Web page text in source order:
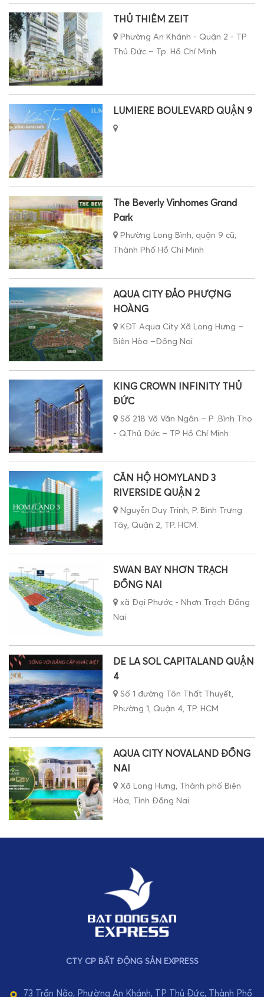
THỦ THIÊM ZEIT
Phường An Khánh - Quận 2 - TP
Thủ Đức – Tp. Hồ Chí Minh
LUMIERE BOULEVARD QUẬN 9
The Beverly Vinhomes Grand
Park
Phường Long Bình, quận 9 cũ,
Thành Phố Hồ Chí Minh
AQUA CITY ĐẢO PHƯỢNG
HOÀNG
KĐT Aqua City Xã Long Hưng –
Biên Hòa –Đồng Nai
KING CROWN INFINITY THỦ
ĐỨC
Số 218 Võ Văn Ngân – P .Bình Thọ
- Q.Thủ Đức – TP Hồ Chí Minh
CĂN HỘ HOMYLAND 3
RIVERSIDE QUẬN 2
Nguyễn Duy Trinh, P. Bình Trưng
Tây, Quận 2, TP. HCM.
SWAN BAY NHƠN TRẠCH
ĐỒNG NAI
xã Đại Phước - Nhơn Trạch Đồng
Nai
DE LA SOL CAPITALAND QUẬN
4
Số 1 đường Tôn Thất Thuyết,
Phường 1, Quận 4, TP. HCM
AQUA CITY NOVALAND ĐỒNG
NAI
Xã Long Hưng, Thành phố Biên
Hòa, Tỉnh Đồng Nai
CTY CP BẤT ĐỘNG SẢN EXPRESS
73 Trần Não, Phường An Khánh, TP Thủ Đức, Thành Phố